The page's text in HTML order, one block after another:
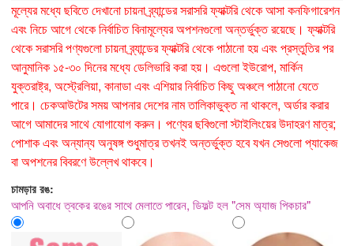
মূল্যের মধ্যে ছবিতে দেখানো চায়না ব্র্যান্ডের সরাসরি ফ্যাক্টরি থেকে আসা কনফিগারেশন
এবং নিচে আগে থেকে নির্বাচিত বিনামূল্যের অপশনগুলো অন্তর্ভুক্ত রয়েছে। ফ্যাক্টরি
থেকে সরাসরি পণ্যগুলো চায়না ব্র্যান্ডের ফ্যাক্টরি থেকে পাঠানো হয় এবং প্রস্তুতির পর
আনুমানিক ১৫-৩০ দিনের মধ্যে ডেলিভারি করা হয়। এগুলো ইউরোপ, মার্কিন
যুক্তরাষ্ট্র, অস্ট্রেলিয়া, কানাডা এবং এশিয়ার নির্বাচিত কিছু অঞ্চলে পাঠানো যেতে
পারে। চেকআউটের সময় আপনার দেশের নাম তালিকাভুক্ত না থাকলে, অর্ডার করার
আগে আমাদের সাথে যোগাযোগ করুন। পণ্যের ছবিগুলো স্টাইলিংয়ের উদাহরণ মাত্র;
পোশাক এবং অন্যান্য অনুষঙ্গ শুধুমাত্র তখনই অন্তর্ভুক্ত হবে যখন সেগুলো প্যাকেজ
বা অপশনের বিবরণে উল্লেখ থাকবে।
চামড়ার রঙ:
আপনি অবাধে ত্বকের রঙের সাথে মেলাতে পারেন, ডিফল্ট হল "সেম অ্যাজ পিকচার"